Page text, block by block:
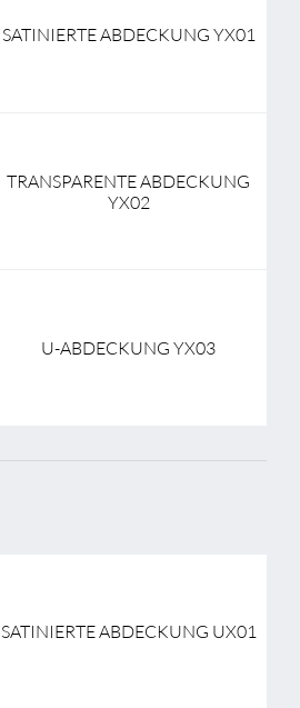
SATINIERTE ABDECKUNG YX01
TRANSPARENTE ABDECKUNG
YX02
U-ABDECKUNG YX03
SATINIERTE ABDECKUNG UX01